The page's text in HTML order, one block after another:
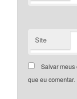
Site
Salvar
que eu comentar.